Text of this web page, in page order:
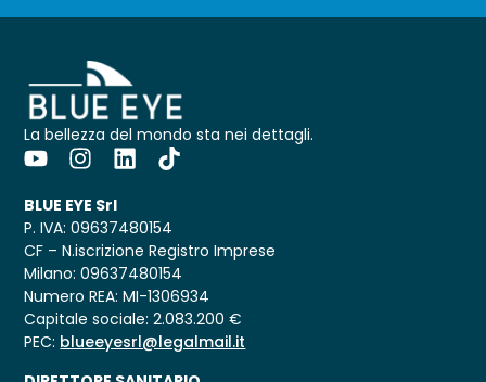
La bellezza del mondo sta nei dettagli.
BLUE EYE Srl
P. IVA: 09637480154
CF – N.iscrizione Registro Imprese
Milano: 09637480154
Numero REA: MI-1306934
Capitale sociale: 2.083.200 €
PEC: blueeyesrl@legalmail.it